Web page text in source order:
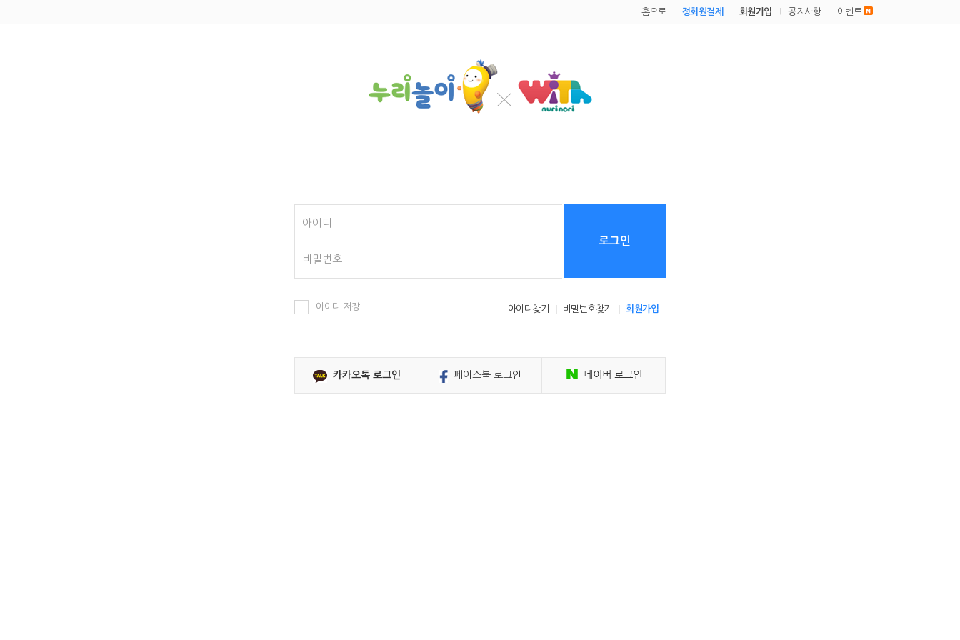
홈으로 정회원결제 회원가입 공지사항 이벤트
로그인
아이디 저장 아이디찾기 비밀번호찾기 회원가입
카카오톡 로그인 페이스북 로그인